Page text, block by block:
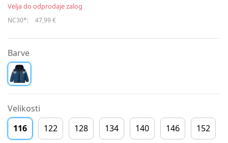
Velja do odprodaje zalog
NC30*: 47,99 €
Barve
Velikosti
116
122 128 134 140 146 152